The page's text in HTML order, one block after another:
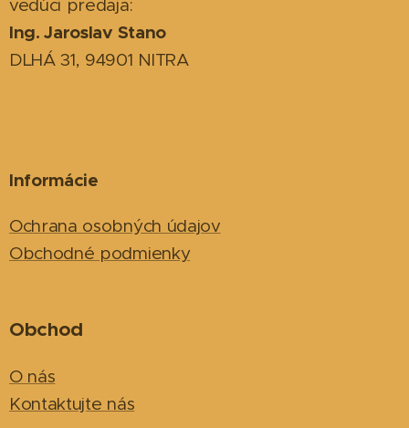
vedúci predaja:
Ing. Jaroslav Stano
DLHÁ 31, 94901 NITRA
Informácie
Ochrana osobných údajov
Obchodné podmienky
Obchod
O nás
Kontaktujte nás